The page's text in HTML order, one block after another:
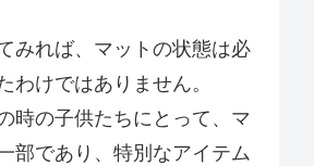
みれば、マットの状態は必
わけではありません。
時の子供たちにとって、マ
部であり、特別なアイテム